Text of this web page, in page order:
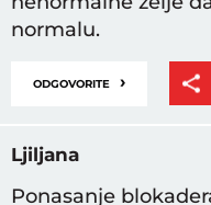
normalu.
ODGOVORITE ›
Ljiljana
Ponasanje